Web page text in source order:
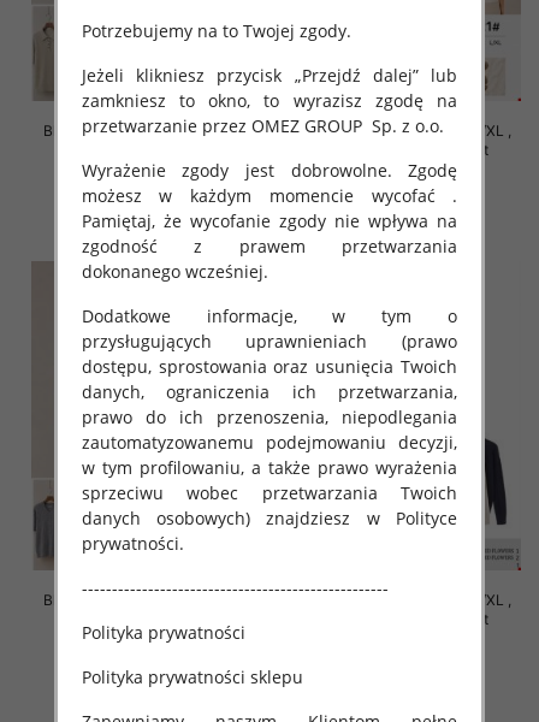
Bluzki damskie Roz S/M-L/XL ,
42.00 zł
szczegóły
Bluzki damskie Roz S/M-L/XL ,
Mix Kolor Paczka 10 szt
42.00 zł
szczegóły
Bluzki damskie Roz S/M-L/XL ,
szczegóły
Bluzki damskie Roz S/M-L/XL ,
Mix Kolor Paczka 10 szt
Potrzebujemy na to Twojej zgody.
Jeżeli klikniesz przycisk „Przejdź dalej” lub
zamkniesz to okno, to wyrazisz zgodę na
przetwarzanie przez OMEZ GROUP Sp. z o.o.
Wyrażenie zgody jest dobrowolne. Zgodę
możesz w każdym momencie wycofać .
Pamiętaj, że wycofanie zgody nie wpływa na
zgodność z prawem przetwarzania
dokonanego wcześniej.
Dodatkowe informacje, w tym o
przysługujących uprawnieniach (prawo
dostępu, sprostowania oraz usunięcia Twoich
danych, ograniczenia ich przetwarzania,
prawo do ich przenoszenia, niepodlegania
zautomatyzowanemu podejmowaniu decyzji,
w tym profilowaniu, a także prawo wyrażenia
sprzeciwu wobec przetwarzania Twoich
danych osobowych) znajdziesz w Polityce
prywatności.
---------------------------------------------------
Polityka prywatności
Polityka prywatności sklepu